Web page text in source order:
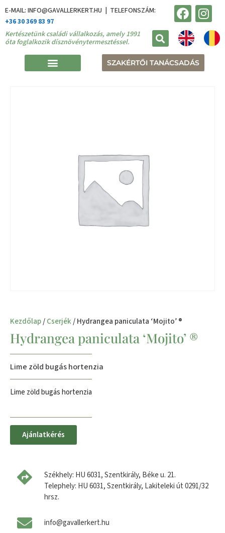
E-MAIL: INFO@GAVALLERKERT.HU | TELEFONSZÁM:
+36 30 369 83 97
Kertészetünk családi vállalkozás, amely 1991
óta foglalkozik dísznövénytermesztéssel.
SZAKÉRTŐI TANÁCSADÁS
Kezdőlap/Cserjék/ Hydrangea paniculata ‘Mojito’ ®
Hydrangea paniculata ‘Mojito’ ®
Lime zöld bugás hortenzia
Lime zöld bugás hortenzia
Ajánlatkérés
Székhely: HU 6031, Szentkirály, Béke u. 21.
Telephely: HU 6031, Szentkirály, Lakiteleki út 0291/32
hrsz.
info@gavallerkert.hu